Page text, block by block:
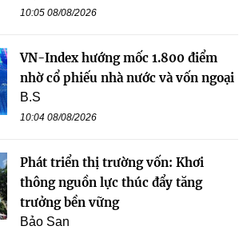
10:05 08/08/2026
VN-Index hướng mốc 1.800 điểm
nhờ cổ phiếu nhà nước và vốn ngoại
B.S
10:04 08/08/2026
Phát triển thị trường vốn: Khơi
thông nguồn lực thúc đẩy tăng
trưởng bền vững
Bảo San